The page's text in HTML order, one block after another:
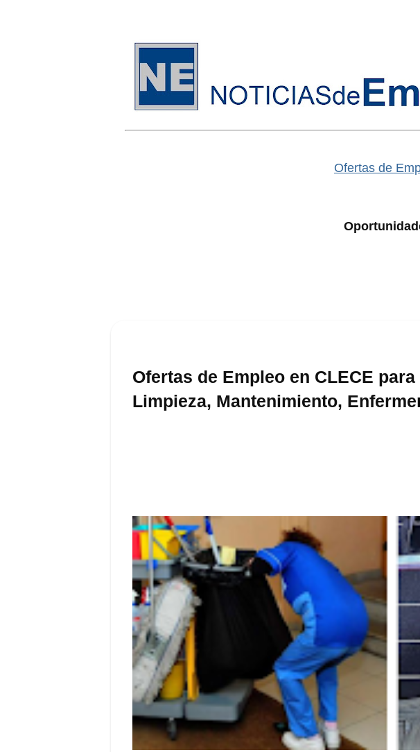
Ofertas de
Ofertas de Empleo en CLECE
Limpieza, Mantenimiento,